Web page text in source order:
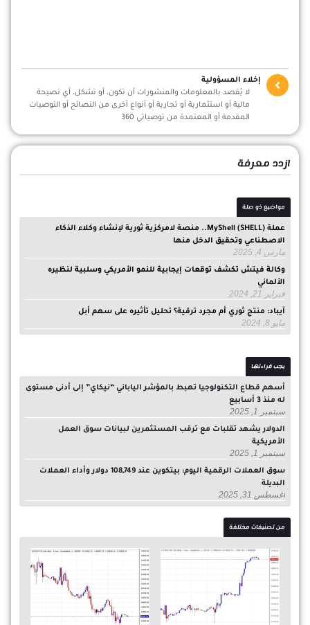
إخلاء المسؤولية
لا يُقصد بالمعلومات والمنشورات أن تكون، أو تشكل، أي نصيحة
مالية أو استثمارية أو تجارية أو أنواع أخرى من النصائح أو التوصيات
المقدمة أو المعتمدة من توصياتي 360
ازدد معرفة
مواضيع ذو صلة
عملة MyShell (SHELL).. منصة لامركزية ثورية لإنشاء وكلاء الذكاء
الاصطناعي وتحقيق الدخل منها
مارس 4, 2025
وكالة فيتش تكشف توقعات إيجابية للنمو الأمريكي وسلبية لنظيره
الألماني
فبراير 21, 2024
آيباد: منتج ثوري أم مجرد ترقية؟ تحليل تأثيره على سهم أبل
مايو 8, 2024
يجب قراءتها
أسهم قطاع التكنولوجيا تهبط بالمؤشر الياباني “نيكاي” إلى أدنى مستوى
له منذ 3 أسابيع
سبتمبر 1, 2025
الدولار يشهد تقلبات مع ترقب المستثمرين لبيانات سوق العمل
الأمريكية
سبتمبر 1, 2025
سوق العملات الرقمية اليوم: بيتكوين عند 108,749 دولار وأداء العملات
البديلة
أغسطس 31, 2025
من تصنيفات مختلفة